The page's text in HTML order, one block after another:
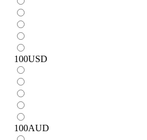
100USD
100AUD